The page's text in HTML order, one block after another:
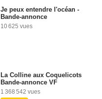
Je peux entendre l'océan -
Bande-annonce
10 625 vues
La Colline aux Coquelicots
Bande-annonce VF
1 368 542 vues